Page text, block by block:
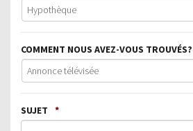
COMMENT NOUS AVEZ-VOUS TROUVÉS?
SUJET *